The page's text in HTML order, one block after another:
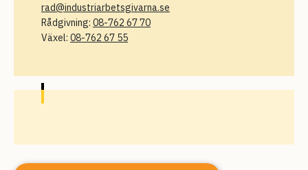
rad@industriarbetsgivarna.se
Rådgivning: 08-762 67 70
Växel: 08-762 67 55